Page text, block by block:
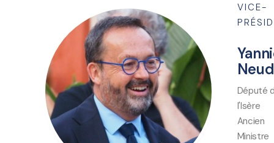
VICE-
Député
l'Isère
Ancien
Ministre